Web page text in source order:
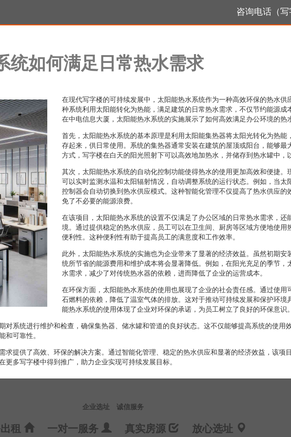
咨询电话（
统如何满足日常热水需求
在现代写字楼的可持续发展中，太阳能热水系统作为一种高效环保的热水供
种系统利用太阳能转化为热能，满足建筑的日常热水需求，不仅节约能源成
在中电信息大厦，太阳能热水系统的实施展示了如何高效满足办公环境的热
首先，太阳能热水系统的基本原理是利用太阳能集热器将太阳光转化为热能
存起来，供日常使用。系统的集热器通常安装在建筑的屋顶或阳台，能够最
方式，写字楼在白天的阳光照射下可以高效地加热水，并储存到热水罐中，
其次，太阳能热水系统的自动化控制功能使得热水的使用更加高效和便捷。
可以实时监测水温和太阳辐射情况，自动调整系统的运行状态。例如，当太
控制器会自动切换到热水供应模式。这种智能化管理不仅提高了热水供应的
免了不必要的能源浪费。
在该项目，太阳能热水系统的设置不仅满足了办公区域的日常热水需求，还
境。通过提供稳定的热水供应，员工可以在卫生间、厨房等区域方便地使用
便利性。这种便利性有助于提高员工的满意度和工作效率。
此外，太阳能热水系统的实施也为企业带来了显著的经济效益。虽然初期安
统所节省的能源费用和维护成本将会显著降低。例如，在阳光充足的季节，
水需求，减少了对传统热水器的依赖，进而降低了企业的运营成本。
在环保方面，太阳能热水系统的使用也展现了企业的社会责任感。通过使用
石燃料的依赖，降低了温室气体的排放。这对于推动可持续发展和保护环境
能热水系统的使用体现了企业对环保的承诺，为员工树立了良好的环保意识。
系统进行维护和检查，确保集热器、储水罐和管道的良好状态。这不仅能够提高系统的使用
和可靠性。
提供了高效、环保的解决方案。通过智能化管理、稳定的热水供应和显著的经济效益，该项
多写字楼中得到推广，助力企业实现可持续发展目标。
企业选址 诚信服务
租 一对一服务 真实房源 放心选址